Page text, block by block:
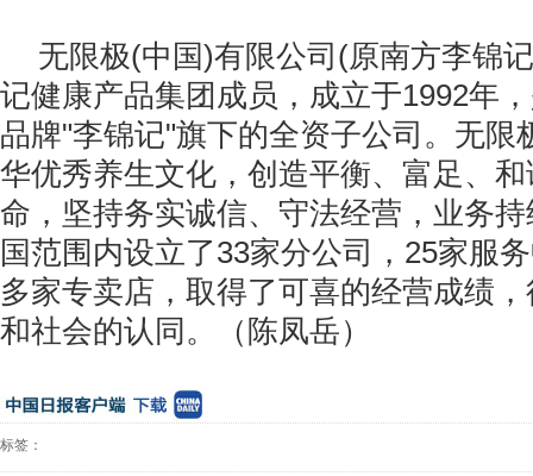
无限极(中国)有限公司 (原南方李锦
记健康产品集团成员，成立于1992年
品牌"李锦记"旗下的全资子公司。无限
华优秀养生文化，创造平衡、富足、
命，坚持务实诚信、守法经营，业务
国范围内设立了33家分公司， 25家服
多家专卖店，取得了可喜的经营成绩
和社会的认同。（陈凤岳）
标签：